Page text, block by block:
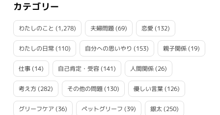
カテゴリー
わたしのこと (1,278) 夫婦問題(69) 恋愛 (132)
わたしの日常(110) 自分への思いやり (153) 親子関係(19)
仕事(14) 自己肯定・受容(141) 人間関係(26)
考え方(282) その他の問題(130) 優しい言葉(126)
グリーフケア (36) ペットグリーフ (39) 銀太 (250)